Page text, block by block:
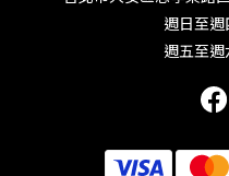
週日至
週五至